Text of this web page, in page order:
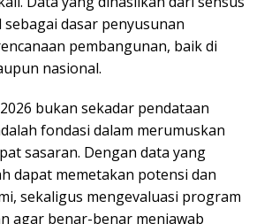
dasar penyusunan
pembangunan, baik di
nasional.
bukan sekadar pendataan
fondasi dalam merumuskan
sasaran. Dengan data yang
dapat memetakan potensi dan
sekaligus mengevaluasi program
agar benar-benar menjawab